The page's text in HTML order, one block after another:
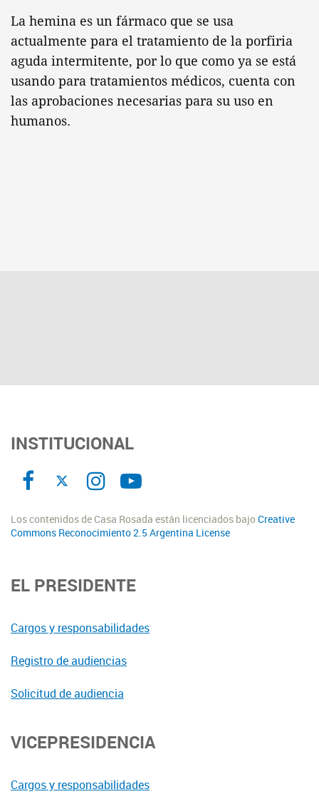
La hemina es un fármaco que se usa
actualmente para el tratamiento de la porfiria
aguda intermitente, por lo que como ya se está
usando para tratamientos médicos, cuenta con
las aprobaciones necesarias para su uso en
humanos.
INSTITUCIONAL
Los contenidos de Casa Rosada están licenciados bajoCreative
Commons Reconocimiento 2.5 Argentina License
EL PRESIDENTE
Cargos y responsabilidades
Registro de audiencias
Solicitud de audiencia
VICEPRESIDENCIA
Cargos y responsabilidades